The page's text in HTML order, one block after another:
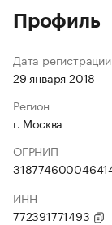
Профиль
Дата регистрации
29 января 2018
Регион
г. Москва
ОГРНИП
ИНН
772391771493